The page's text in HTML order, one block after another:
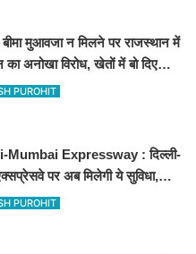
मुआवजा न मिलने पर राजस्थान में
का अनोखा विरोध, खेतों में बो दिए
रुपए के नोट, वीडियो वायरल
PUROHIT
Mumbai Expressway : दिल्ली-
पर अब मिलेगी ये सुविधा,
सर्विस से तुरंत घायल पहुंचेगा
PUROHIT